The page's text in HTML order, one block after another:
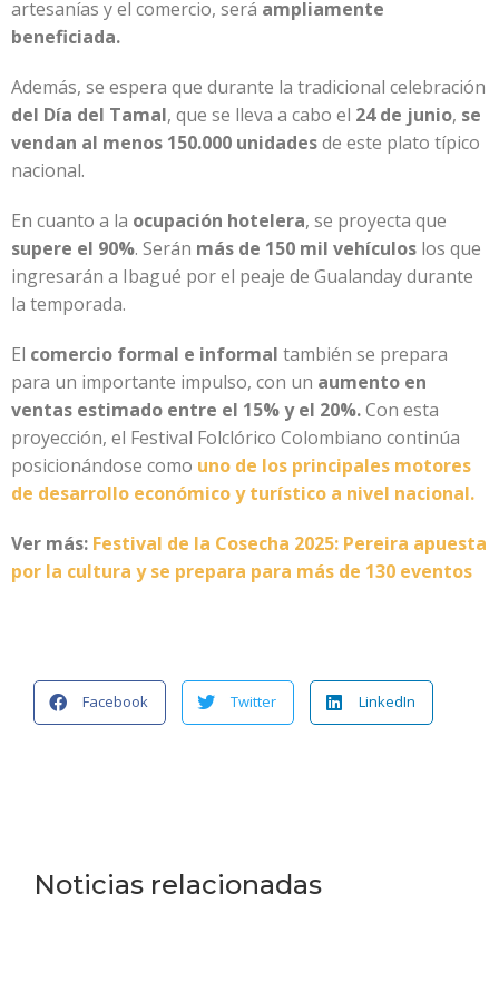
artesanías y el comercio, será ampliamente
beneficiada.
Además, se espera que durante la tradicional celebración
del Día del Tamal, que se lleva a cabo el 24 de junio, se
vendan al menos 150.000 unidadesde este plato típico
nacional.
En cuanto a la ocupación hotelera, se proyecta que
supere el 90%. Serán más de 150 mil vehículos los que
ingresarán a Ibagué por el peaje de Gualanday durante
la temporada.
El comercio formal e informal también se prepara
para un importante impulso, con un aumento en
ventas estimado entre el 15% y el 20%.Con esta
proyección, el Festival Folclórico Colombiano continúa
posicionándose como uno de los principales motores
de desarrollo económico y turístico a nivel nacional.
Ver más: Festival de la Cosecha 2025: Pereira apuesta
por la cultura y se prepara para más de 130 eventos
Facebook Twitter LinkedIn
Noticias relacionadas